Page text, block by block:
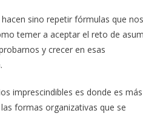
sino repetir fórmulas que nos
temer a aceptar el reto de
y crecer en esas
imprescindibles es donde es más
formas organizativas que se